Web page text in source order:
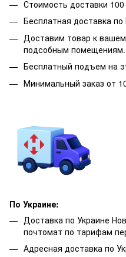
Стоимость доставки 100
Бесплатная доставка по
Доставим товар к
подсобным помещениям.
Бесплатный подъем на
Минимальный заказ от
По Украине:
Доставка по Украине
почтомат по тарифам
Адресная доставка по